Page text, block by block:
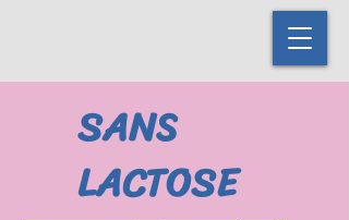
SANS
LACTOSE